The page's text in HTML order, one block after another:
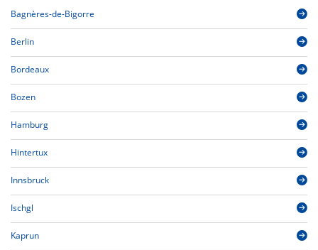
Bagnères-de-Bigorre
Berlin
Bordeaux
Bozen
Hamburg
Hintertux
Innsbruck
Ischgl
Kaprun